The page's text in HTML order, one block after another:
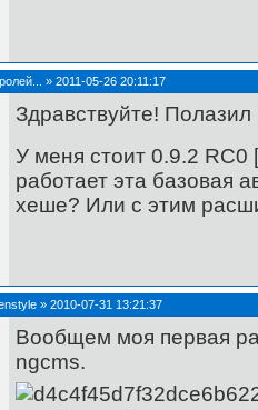
» 2011-05-26 20:11:17
Здравствуйте!
У меня стоит 0.9.2 RC0
работает эта базовая
хеше? Или с этим
» 2010-07-31 13:21:37
Вообщем моя первая
ngcms.